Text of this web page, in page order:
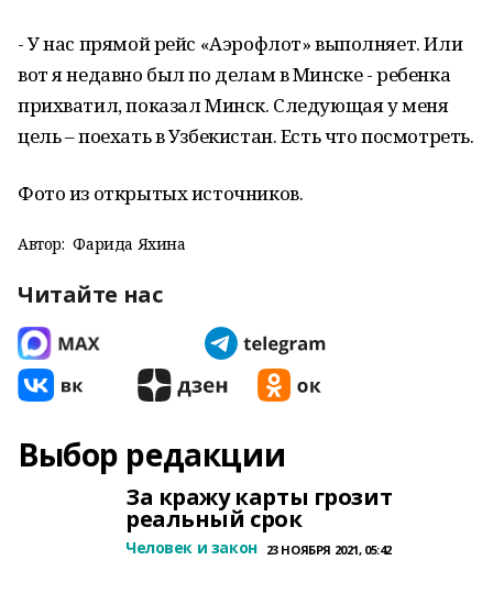
- У нас прямой рейс «Аэрофлот» выполняет. Или
вот я недавно был по делам в Минске - ребенка
прихватил, показал Минск. Следующая у меня
цель – поехать в Узбекистан. Есть что посмотреть.
Фото из открытых источников.
Автор: Фарида Яхина
Читайте нас
Выбор редакции
За кражу карты грозит
реальный срок
Человек и закон 23 НОЯБРЯ 2021, 05:42